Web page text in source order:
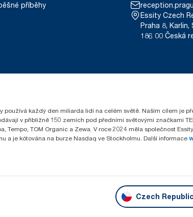
příběhy
Essity Czech
Praha 8,
186 00 Česká
používá každý den miliarda lidí na celém světě. Naším cílem je
v přibližně 150 zemích pod předními světovými značkami
TOM Organic a Zewa. V roce 2024 měla společnost
a je kótována na burze Nasdaq ve Stockholmu. Další informace
Czech